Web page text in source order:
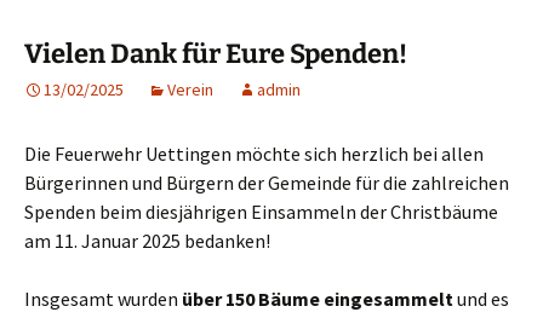
Vielen Dank für Eure Spenden!
13/02/2025 Verein admin
Die Feuerwehr Uettingen möchte sich herzlich bei allen
Bürgerinnen und Bürgern der Gemeinde für die zahlreichen
Spenden beim diesjährigen Einsammeln der Christbäume
am 11. Januar 2025 bedanken!
Insgesamt wurden über 150 Bäume eingesammelt und es